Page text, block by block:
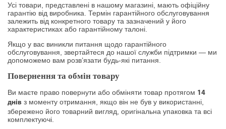
Усі товари, представлені в нашому магазині, мають офіційну
гарантію від виробника. Термін гарантійного обслуговування
залежить від конкретного товару та зазначений у його
характеристиках або гарантійному талоні.
Якщо у вас виникли питання щодо гарантійного
обслуговування, звертайтеся до нашої служби підтримки — ми
допоможемо вам розв’язати будь-які питання.
Повернення та обмін товару
Ви маєте право повернути або обміняти товар протягом 14
днів з моменту отримання, якщо він не був у використанні,
збережено його товарний вигляд, оригінальна упаковка та всі
комплектуючі.